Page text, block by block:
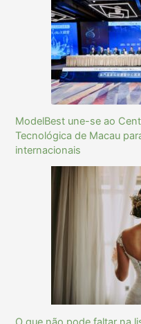
ModelBest une-se ao
Tecnológica de Macau
internacionais